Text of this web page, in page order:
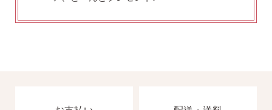
・クレジットカード
・宅配便